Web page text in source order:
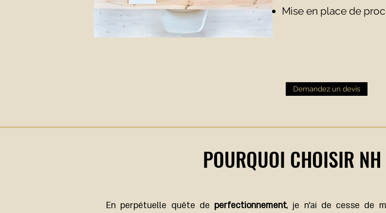
Mise en place de
Demandez un devis
POURQUOI CHOISIR
En perpétuelle quête de perfectionnement, je n’ai de cesse de